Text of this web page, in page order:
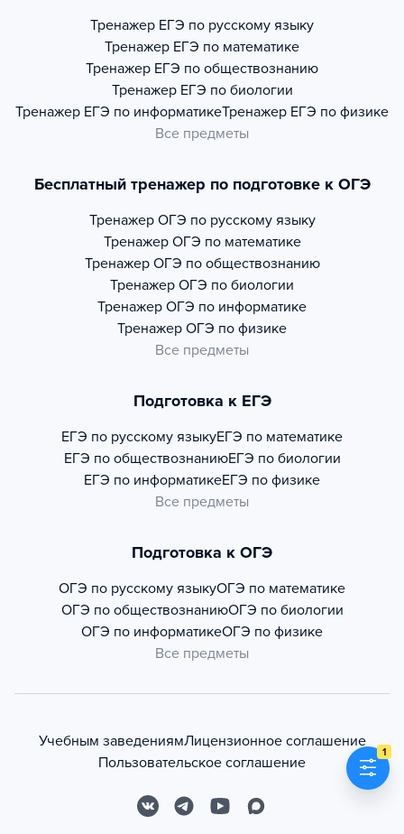
1
Тренажер ЕГЭ по русскому языку
Тренажер ЕГЭ по математике
Тренажер ЕГЭ по обществознанию
Тренажер ЕГЭ по биологии
Тренажер ЕГЭ по информатикеТренажер ЕГЭ по физике
Все предметы
Бесплатный тренажер по подготовке к ОГЭ
Тренажер ОГЭ по русскому языку
Тренажер ОГЭ по математике
Тренажер ОГЭ по обществознанию
Тренажер ОГЭ по биологии
Тренажер ОГЭ по информатике
Тренажер ОГЭ по физике
Все предметы
Подготовка к ЕГЭ
ЕГЭ по русскому языкуЕГЭ по математике
ЕГЭ по обществознаниюЕГЭ по биологии
ЕГЭ по информатикеЕГЭ по физике
Все предметы
Подготовка к ОГЭ
ОГЭ по русскому языкуОГЭ по математике
ОГЭ по обществознаниюОГЭ по биологии
ОГЭ по информатикеОГЭ по физике
Все предметы
Учебным заведениямЛицензионное соглашение
Пользовательское соглашение